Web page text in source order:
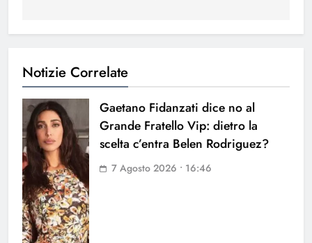
Notizie Correlate
Gaetano Fidanzati dice no al
Grande Fratello Vip: dietro la
scelta c’entra Belen Rodriguez?
7 Agosto 2026 • 16:46